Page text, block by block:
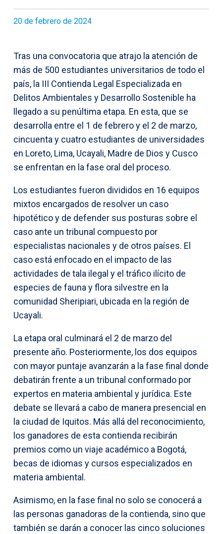
20 de febrero de 2024
Tras una convocatoria que atrajo la atención de
más de 500 estudiantes universitarios de todo el
país, la III Contienda Legal Especializada en
Delitos Ambientales y Desarrollo Sostenible ha
llegado a su penúltima etapa. En esta, que se
desarrolla entre el 1 de febrero y el 2 de marzo,
cincuenta y cuatro estudiantes de universidades
en Loreto, Lima, Ucayali, Madre de Dios y Cusco
se enfrentan en la fase oral del proceso.
Los estudiantes fueron divididos en 16 equipos
mixtos encargados de resolver un caso
hipotético y de defender sus posturas sobre el
caso ante un tribunal compuesto por
especialistas nacionales y de otros países. El
caso está enfocado en el impacto de las
actividades de tala ilegal y el tráfico ilícito de
especies de fauna y flora silvestre en la
comunidad Sheripiari, ubicada en la región de
Ucayali.
La etapa oral culminará el 2 de marzo del
presente año. Posteriormente, los dos equipos
con mayor puntaje avanzarán a la fase final donde
debatirán frente a un tribunal conformado por
expertos en materia ambiental y jurídica. Este
debate se llevará a cabo de manera presencial en
la ciudad de Iquitos. Más allá del reconocimiento,
los ganadores de esta contienda recibirán
premios como un viaje académico a Bogotá,
becas de idiomas y cursos especializados en
materia ambiental.
Asimismo, en la fase final no solo se conocerá a
las personas ganadoras de la contienda, sino que
también se darán a conocer las cinco soluciones